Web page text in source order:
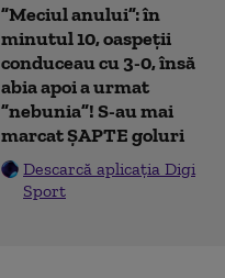
”Meciul anului”: în
minutul 10, oaspeții
conduceau cu 3-0, însă
abia apoi a urmat
”nebunia”! S-au mai
marcat ȘAPTE goluri
Descarcă aplicația Digi
Sport